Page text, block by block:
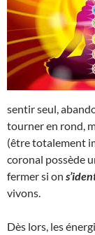
sentir seul,
tourner en rond,
(être totalement
coronal possède
fermer si on
vivons.
Dès lors, les